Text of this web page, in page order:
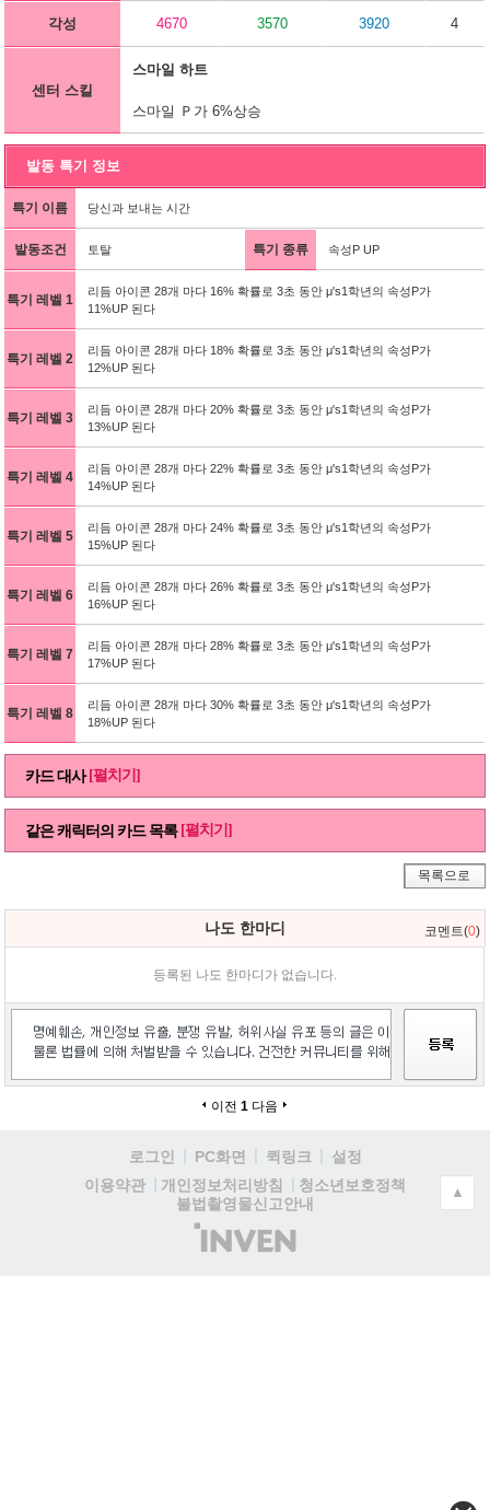
각성 4670 3570 3920 4
센터 스킬
스마일 하트
스마일 Ｐ가 6%상승
발동 특기 정보
특기 이름 당신과 보내는 시간
발동조건 토탈 특기 종류 속성P UP
특기 레벨 1
리듬 아이콘 28개 마다 16% 확률로 3초 동안 μ's1학년의 속성P가
11%UP 된다
특기 레벨 2
리듬 아이콘 28개 마다 18% 확률로 3초 동안 μ's1학년의 속성P가
12%UP 된다
특기 레벨 3
리듬 아이콘 28개 마다 20% 확률로 3초 동안 μ's1학년의 속성P가
13%UP 된다
특기 레벨 4
리듬 아이콘 28개 마다 22% 확률로 3초 동안 μ's1학년의 속성P가
14%UP 된다
특기 레벨 5
리듬 아이콘 28개 마다 24% 확률로 3초 동안 μ's1학년의 속성P가
15%UP 된다
특기 레벨 6
리듬 아이콘 28개 마다 26% 확률로 3초 동안 μ's1학년의 속성P가
16%UP 된다
특기 레벨 7
리듬 아이콘 28개 마다 28% 확률로 3초 동안 μ's1학년의 속성P가
17%UP 된다
특기 레벨 8
리듬 아이콘 28개 마다 30% 확률로 3초 동안 μ's1학년의 속성P가
18%UP 된다
카드 대사 [펼치기]
같은 캐릭터의 카드 목록 [펼치기]
목록으로
나도 한마디 코멘트(0)
등록된 나도 한마디가 없습니다.
이전 1 다음
로그인 PC화면 퀵링크
설정
이용약관
개인정보처리방침
청소년보호정책
불법촬영물신고안내
(주)
인
▲